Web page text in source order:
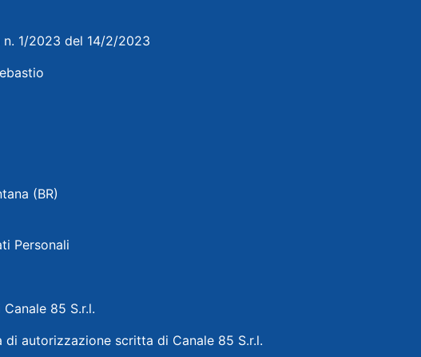
n. 1/2023 del 14/2/2023
(BR)
Personali
85 S.r.l.
di autorizzazione scritta di Canale 85 S.r.l.